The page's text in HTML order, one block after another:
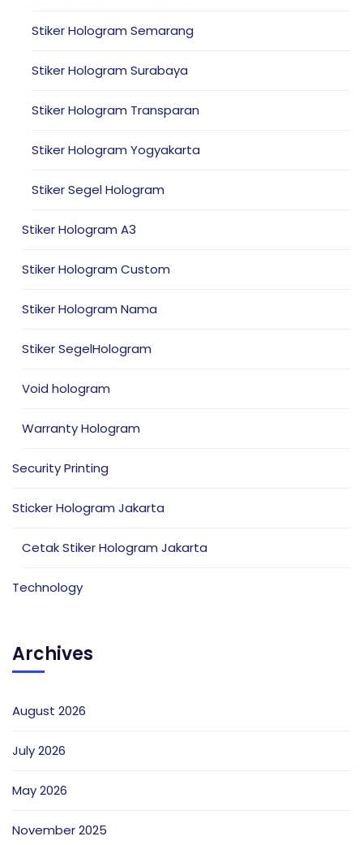
Stiker Hologram Semarang
Stiker Hologram Surabaya
Stiker Hologram Transparan
Stiker Hologram Yogyakarta
Stiker Segel Hologram
Stiker Hologram A3
Stiker Hologram Custom
Stiker Hologram Nama
Stiker SegelHologram
Void hologram
Warranty Hologram
Security Printing
Sticker Hologram Jakarta
Cetak Stiker Hologram Jakarta
Technology
Archives
August 2026
July 2026
May 2026
November 2025